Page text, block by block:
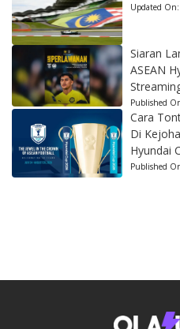
Updated On:
Siaran
ASEAN
Published
Cara
Di
Hyundai
Published